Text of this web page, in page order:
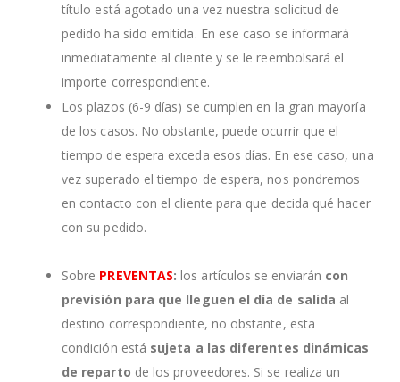
título está agotado una vez nuestra solicitud de
pedido ha sido emitida. En ese caso se informará
inmediatamente al cliente y se le reembolsará el
importe correspondiente.
Los plazos (6-9 días) se cumplen en la gran mayoría
de los casos. No obstante, puede ocurrir que el
tiempo de espera exceda esos días. En ese caso, una
vez superado el tiempo de espera, nos pondremos
en contacto con el cliente para que decida qué hacer
con su pedido.
Sobre PREVENTAS:los artículos se enviarán con
previsión para que lleguen el día de salida al
destino correspondiente, no obstante, esta
condición está sujeta a las diferentes dinámicas
de reparto de los proveedores. Si se realiza un